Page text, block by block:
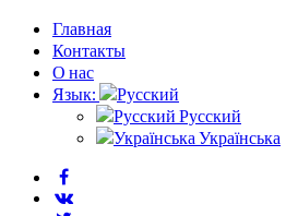
Главная
Контакты
О нас
Язык:
Русский
Українська